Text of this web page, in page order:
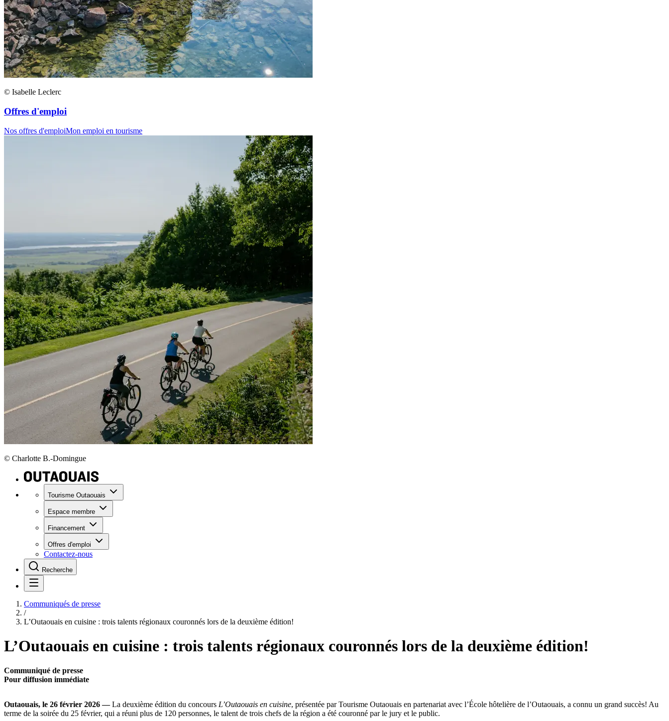
© Isabelle Leclerc
Offres d'emploi
Nos offres d'emploiMon emploi en tourisme
© Charlotte B.-Domingue
Tourisme Outaouais
Espace membre
Financement
Offres d'emploi
Contactez-nous
Recherche
Communiqués de presse
/
L’Outaouais en cuisine : trois talents régionaux couronnés lors de la deuxième édition!
L’Outaouais en cuisine : trois talents régionaux couronnés lors de la deuxième édition!
Communiqué de presse
Pour diffusion immédiate
Outaouais, le 26 février 2026 —La deuxième édition du concours L’Outaouais en cuisine, présentée par Tourisme Outaouais en partenariat avec l’École hôtelière de l’Outaouais, a connu un grand succès! Au
terme de la soirée du 25 février, qui a réuni plus de 120 personnes, le talent de trois chefs de la région a été couronné par le jury et le public.